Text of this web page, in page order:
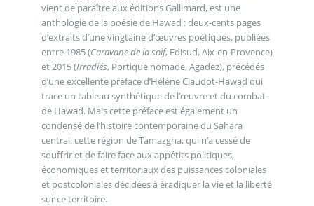
vient de paraître aux éditions Gallimard, est une
anthologie de la poésie de Hawad : deux-cents pages
d’extraits d’une vingtaine d’œuvres poétiques, publiées
entre 1985 (Caravane de la soif, Edisud, Aix-en-Provence)
et 2015 (Irradiés, Portique nomade, Agadez), précédés
d’une excellente préface d’Hélène Claudot-Hawad qui
trace un tableau synthétique de l’œuvre et du combat
de Hawad. Mais cette préface est également un
condensé de l’histoire contemporaine du Sahara
central, cette région de Tamazgha, qui n’a cessé de
souffrir et de faire face aux appétits politiques,
économiques et territoriaux des puissances coloniales
et postcoloniales décidées à éradiquer la vie et la liberté
sur ce territoire.